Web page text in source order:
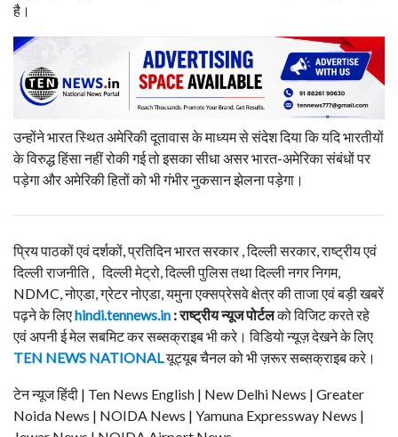
है।
उन्होंने भारत स्थित अमेरिकी दूतावास के माध्यम से संदेश दिया कि यदि भारतीयों
के विरुद्ध हिंसा नहीं रोकी गई तो इसका सीधा असर भारत-अमेरिका संबंधों पर
पड़ेगा और अमेरिकी हितों को भी गंभीर नुकसान झेलना पड़ेगा।
प्रिय पाठकों एवं दर्शकों, प्रतिदिन भारत सरकार , दिल्ली सरकार, राष्ट्रीय एवं
दिल्ली राजनीति , दिल्ली मेट्रो, दिल्ली पुलिस तथा दिल्ली नगर निगम,
NDMC, नोएडा, ग्रेटर नोएडा, यमुना एक्सप्रेसवे क्षेत्र की ताजा एवं बड़ी खबरें
पढ़ने के लिएhindi.tennews.in : राष्ट्रीय न्यूज पोर्टलको विजिट करते रहे
एवं अपनी ई मेल सबमिट कर सब्सक्राइब भी करे। विडियो न्यूज़ देखने के लिए
TEN NEWS NATIONALयूट्यूब चैनल को भी ज़रूर सब्सक्राइब करे।
टेन न्यूज हिंदी | Ten News English | New Delhi News | Greater
Noida News | NOIDA News | Yamuna Expressway News |